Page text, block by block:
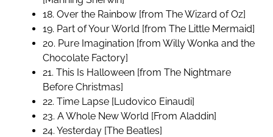
18. Over the Rainbow [from The Wizard of Oz]
19. Part of Your World [from The Little Mermaid]
20. Pure Imagination [from Willy Wonka and the
Chocolate Factory]
21. This Is Halloween [from The Nightmare
Before Christmas]
22. Time Lapse [Ludovico Einaudi]
23. A Whole New World [From Aladdin]
24. Yesterday [The Beatles]